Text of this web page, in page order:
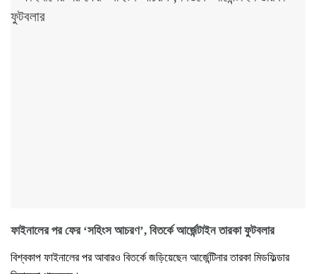
ফাইনালের পর ফের ‘সহিংস আচরণ’, বিতর্কে আর্জেন্টাইন তারকা ফুটবলার
বিশ্বকাপ ফাইনালের পর আবারও বিতর্কে জড়িয়েছেন আর্জেন্টিনার তারকা মিডফিল্ডার